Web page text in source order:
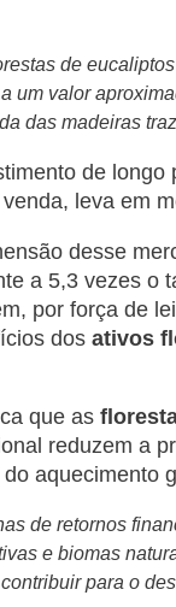
de
um valor
das madeiras
de
leva em
desse
a 5,3 vezes o
por força de
dos ativos
que as
reduzem a
aquecimento
de retornos
e biomas
para o